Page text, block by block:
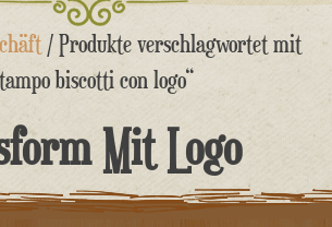
/ Produkte verschlagwortet mit
biscotti con logo“
Mit Logo